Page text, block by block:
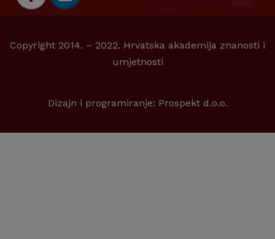
Copyright 2014. – 2022. Hrvatska akademija znanosti i
umjetnosti
Dizajn i programiranje: Prospekt d.o.o.